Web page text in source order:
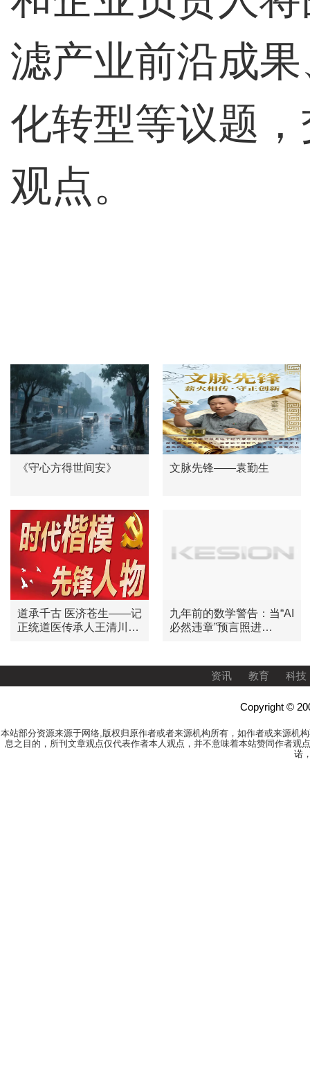
滤产业前沿成
化转型等议题
观点。
《守心方得世间安》 文脉先锋——袁勤生
道承千古 医济苍生——记
正统道医传承人王清川道
九年前的数学警告：当“AI
必然违章”预言照进
资讯 教育 科技
Copyright ©
本站部分资源来源于网络,版权归原作者或者来源机构所有，如作者或来源机
息之目的，所刊文章观点仅代表作者本人观点，并不意味着本站赞同作者
诺